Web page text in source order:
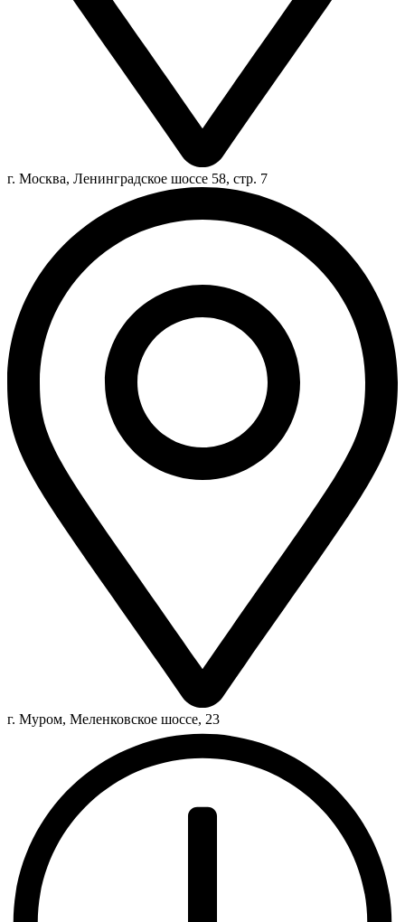
г. Москва, Ленинградское шоссе 58, стр. 7
г. Муром, Меленковское шоссе, 23